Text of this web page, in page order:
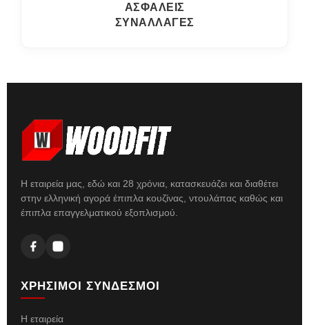
ΑΣΦΑΛΕΙΣ
ΣΥΝΑΛΛΑΓΕΣ
Η εταιρεία μας, εδώ και 28 χρόνια, κατασκευάζει και διαθέτει
στην ελληνική αγορά έπιπλα κουζίνας, ντουλάπας καθώς και
έπιπλα επαγγελματικού εξοπλισμού.
ΧΡΗΣΙΜΟΙ ΣΥΝΔΕΣΜΟΙ
Η εταιρεία